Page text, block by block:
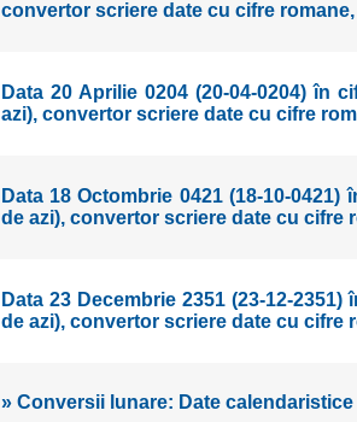
convertor scriere date cu cifre
Data 20 Aprilie 0204 (20-04-0204) în
azi), convertor scriere date cu cifre
Data 18 Octombrie 0421 (18-10-
de azi), convertor scriere date cu cifre
Data 23 Decembrie 2351 (23-12-
de azi), convertor scriere date cu cifre
» Conversii lunare: Date